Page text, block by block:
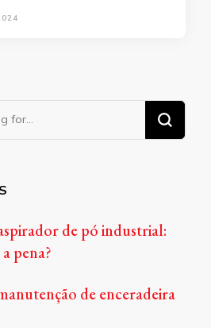
de pó industrial:
pena?
de enceradeira